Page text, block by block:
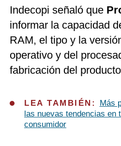
Indecopi señaló que
informar la capacidad
RAM, el tipo y la
operativo y del
fabricación del
LEA TAMBIÉN:
Más
las nuevas tendencias en
consumidor